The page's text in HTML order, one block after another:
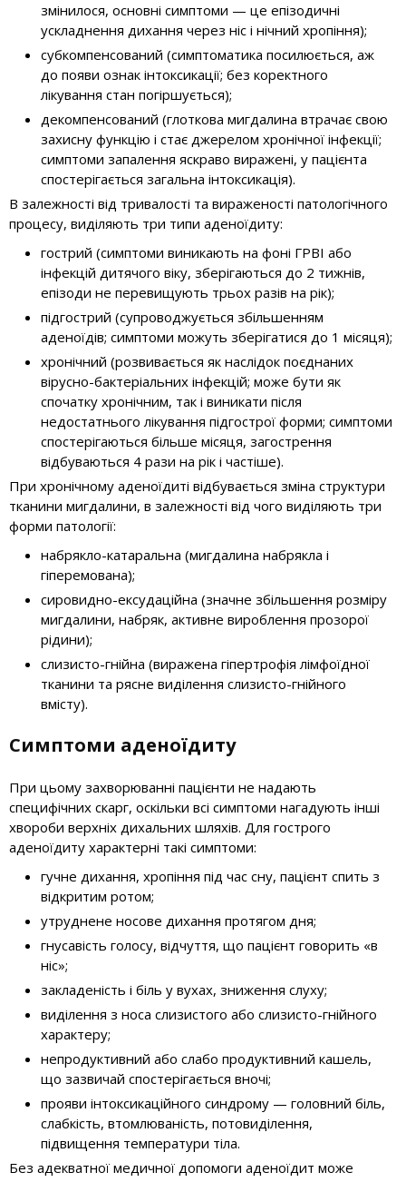
змінилося, основні симптоми — це епізодичні
ускладнення дихання через ніс і нічний хропіння);
субкомпенсований (симптоматика посилюється, аж
до появи ознак інтоксикації; без коректного
лікування стан погіршується);
декомпенсований (глоткова мигдалина втрачає свою
захисну функцію і стає джерелом хронічної інфекції;
симптоми запалення яскраво виражені, у пацієнта
спостерігається загальна інтоксикація).
В залежності від тривалості та вираженості патологічного
процесу, виділяють три типи аденоїдиту:
гострий (симптоми виникають на фоні ГРВІ або
інфекцій дитячого віку, зберігаються до 2 тижнів,
епізоди не перевищують трьох разів на рік);
підгострий (супроводжується збільшенням
аденоїдів; симптоми можуть зберігатися до 1 місяця);
хронічний (розвивається як наслідок поєднаних
вірусно-бактеріальних інфекцій; може бути як
спочатку хронічним, так і виникати після
недостатнього лікування підгострої форми; симптоми
спостерігаються більше місяця, загострення
відбуваються 4 рази на рік і частіше).
При хронічному аденоїдиті відбувається зміна структури
тканини мигдалини, в залежності від чого виділяють три
форми патології:
набрякло-катаральна (мигдалина набрякла і
гіперемована);
сировидно-ексудаційна (значне збільшення розміру
мигдалини, набряк, активне вироблення прозорої
рідини);
слизисто-гнійна (виражена гіпертрофія лімфоїдної
тканини та рясне виділення слизисто-гнійного
вмісту).
Симптоми аденоїдиту
При цьому захворюванні пацієнти не надають
специфічних скарг, оскільки всі симптоми нагадують інші
хвороби верхніх дихальних шляхів. Для гострого
аденоїдиту характерні такі симптоми:
гучне дихання, хропіння під час сну, пацієнт спить з
відкритим ротом;
утруднене носове дихання протягом дня;
гнусавість голосу, відчуття, що пацієнт говорить «в
ніс»;
закладеність і біль у вухах, зниження слуху;
виділення з носа слизистого або слизисто-гнійного
характеру;
непродуктивний або слабо продуктивний кашель,
що зазвичай спостерігається вночі;
прояви інтоксикаційного синдрому — головний біль,
слабкість, втомлюваність, потовиділення,
підвищення температури тіла.
Без адекватної медичної допомоги аденоїдит може